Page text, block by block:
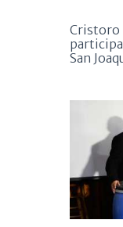
Cristoro
San